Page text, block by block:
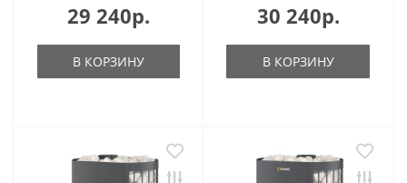
29 240р.
В КОРЗИНУ
30 240р.
В КОРЗИНУ